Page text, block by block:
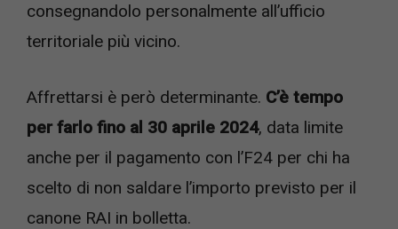
consegnandolo personalmente all’ufficio
territoriale più vicino.
Affrettarsi è però determinante. C’è tempo
per farlo fino al 30 aprile 2024, data limite
anche per il pagamento con l’F24 per chi ha
scelto di non saldare l’importo previsto per il
canone RAI in bolletta.